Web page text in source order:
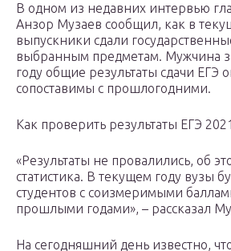
В одном из недавних интервью
Анзор Музаев сообщил, как в
выпускники сдали
выбранным предметам. Мужчина
году общие результаты сдачи ЕГЭ
сопоставимы с прошлогодними.
Как проверить результаты ЕГЭ 2021
«Результаты не провалились, об
статистика. В текущем году вузы
студентов с соизмеримыми
прошлыми годами», – рассказал
На сегодняшний день известно,